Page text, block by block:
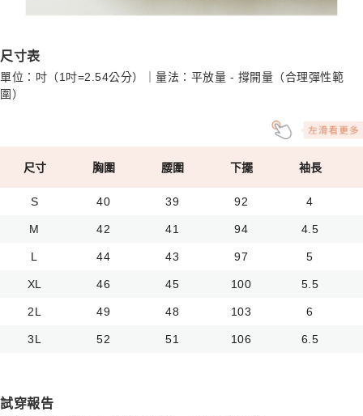
尺寸表
單位：吋（1吋=2.54公分）｜量法：平放量 - 撐開量（合理彈性範
圍）
尺寸 胸圍 腰圍 下擺 袖長
S 40 39 92 4
M 42 41 94 4.5
L 44 43 97 5
XL 46 45 100 5.5
2L 49 48 103 6
3L 52 51 106 6.5
試穿報告